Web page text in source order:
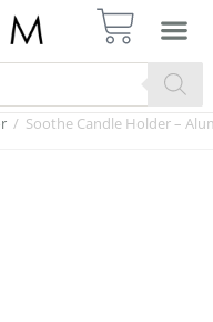
/ Soothe Candle Holder –